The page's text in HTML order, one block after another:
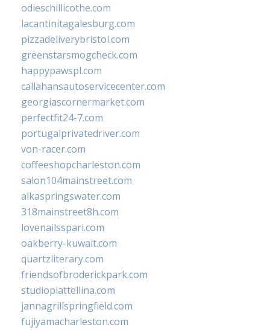
odieschillicothe.com
lacantinitagalesburg.com
pizzadeliverybristol.com
greenstarsmogcheck.com
happypawspl.com
callahansautoservicecenter.com
georgiascornermarket.com
perfectfit24-7.com
portugalprivatedriver.com
von-racer.com
coffeeshopcharleston.com
salon104mainstreet.com
alkaspringswater.com
318mainstreet8h.com
lovenailsspari.com
oakberry-kuwait.com
quartzliterary.com
friendsofbroderickpark.com
studiopiattellina.com
jannagrillspringfield.com
fujiyamacharleston.com